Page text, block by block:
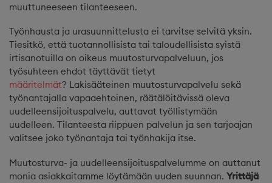
muuttuneeseen tilanteeseen.
Työnhausta ja urasuunnittelusta ei tarvitse selvitä yksin.
Tiesitkö, että tuotannollisista tai taloudellisista syistä
irtisanotuilla on oikeus muutosturvapalveluun, jos
työsuhteen ehdot täyttävät tietyt
määritelmät? Lakisääteinen muutosturvapalvelu sekä
työnantajalla vapaaehtoinen, räätälöitävissä oleva
uudelleensijoituspalvelu, auttavat työllistymään
uudelleen. Tilanteesta riippuen palvelun ja sen tarjoajan
valitsee joko työnantaja tai työnhakija itse.
Muutosturva- ja uudelleensijoituspalvelumme on auttanut
monia asiakkaitamme löytämään uuden suunnan. Yrittäjä